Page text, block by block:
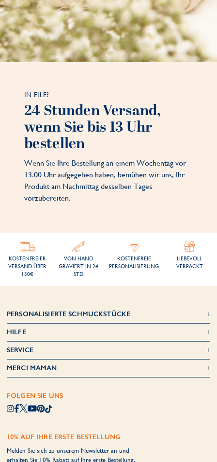
IN EILE?
24 Stunden Versand,
wenn Sie bis 13 Uhr
bestellen
Wenn Sie Ihre Bestellung an einem Wochentag vor
13.00 Uhr aufgegeben haben, bemühen wir uns, Ihr
Produkt am Nachmittag desselben Tages
vorzubereiten.
KOSTENFREIER
VERSAND ÜBER
150€
VON HAND
GRAVIERT IN 24
STD
KOSTENFREIE
PERSONALISIERUNG
LIEBEVOLL
VERPACKT
PERSONALISIERTE SCHMUCKSTÜCKE
HILFE
SERVICE
MERCI MAMAN
FOLGEN SIE UNS
10% AUF IHRE ERSTE BESTELLUNG
Melden Sie sich zu unserem Newsletter an und
erhalten Sie 10% Rabatt auf Ihre erste Bestellung,